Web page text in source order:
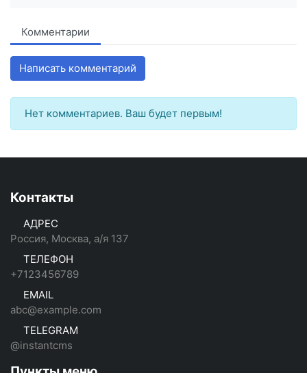
Комментарии
Написать комментарий
Нет комментариев. Ваш будет первым!
Контакты
АДРЕС
Россия, Москва, а/я 137
ТЕЛЕФОН
+7123456789
EMAIL
abc@example.com
TELEGRAM
@instantcms